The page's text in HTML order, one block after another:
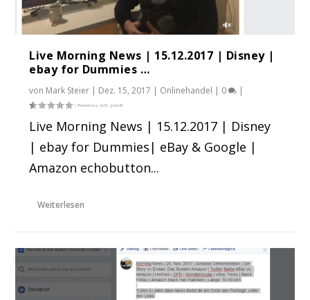
Live Morning News | 15.12.2017 | Disney |
ebay for Dummies …
von Mark Steier | Dez. 15, 2017 | Onlinehandel | 0 |
Live Morning News | 15.12.2017 | Disney
| ebay for Dummies| eBay & Google |
Amazon echobutton...
Weiterlesen